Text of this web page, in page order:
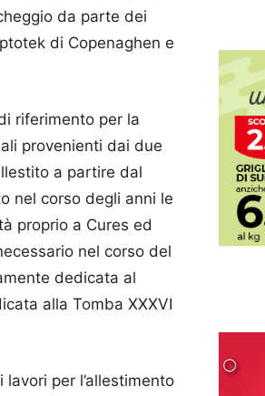
da parte dei
di Copenaghen e
riferimento per la
provenienti dai due
a partire dal
nel corso degli anni le
proprio a Cures ed
nel corso del
dedicata al
alla Tomba XXXVI
per l’allestimento